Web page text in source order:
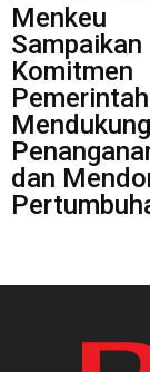
Menkeu
Sampaikan
Komitmen
Mendukung
dan